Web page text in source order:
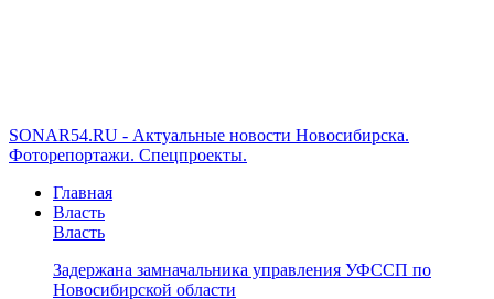
SONAR54.RU - Актуальные новости Новосибирска.
Фоторепортажи. Спецпроекты.
Главная
Власть
Власть
Задержана замначальника управления УФССП по
Новосибирской области